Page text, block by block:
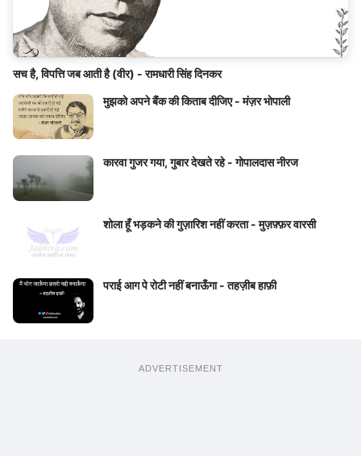
सच है, विपत्ति जब आती है (वीर) - रामधारी सिंह दिनकर
मुझको अपने बैंक की किताब दीजिए - मंज़र भोपाली
कारवा गुजर गया, गुबार देखते रहे - गोपालदास नीरज
शोला हूँ भड़कने की गुज़ारिश नहीं करता - मुज़फ़्फ़र वारसी
पराई आग पे रोटी नहीं बनाऊँगा - तहज़ीब हाफ़ी
ADVERTISEMENT